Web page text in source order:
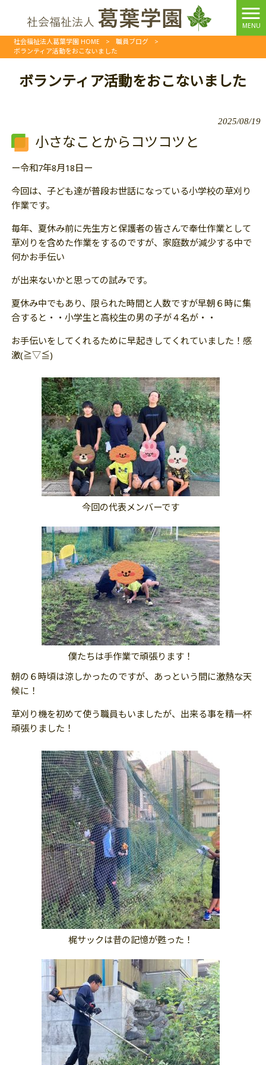
MENU
社会福祉法人葛葉学園 HOME > 職員ブログ
>
ボランティア活動をおこないました
ボランティア活動をおこないました
2025/08/19
小さなことからコツコツと
ー令和7年8月18日ー
今回は、子ども達が普段お世話になっている小学校の草刈り
作業です。
毎年、夏休み前に先生方と保護者の皆さんで奉仕作業として
草刈りを含めた作業をするのですが、家庭数が減少する中で
何かお手伝い
が出来ないかと思っての試みです。
夏休み中でもあり、限られた時間と人数ですが早朝６時に集
合すると・・小学生と高校生の男の子が４名が・・
お手伝いをしてくれるために早起きしてくれていました！感
激(≧▽≦)
今回の代表メンバーです
僕たちは手作業で頑張ります！
朝の６時頃は涼しかったのですが、あっという間に激熱な天
候に！
草刈り機を初めて使う職員もいましたが、出来る事を精一杯
頑張りました！
梶サックは昔の記憶が甦った！